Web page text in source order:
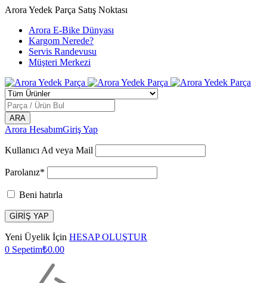
Arora Yedek Parça Satış Noktası
Arora E-Bike Dünyası
Kargom Nerede?
Servis Randevusu
Müşteri Merkezi
Arora HesabımGiriş Yap
Kullanıcı Ad veya Mail
Parolanız*
Beni hatırla
Yeni Üyelik İçin HESAP OLUŞTUR
0 Sepetim₺0.00